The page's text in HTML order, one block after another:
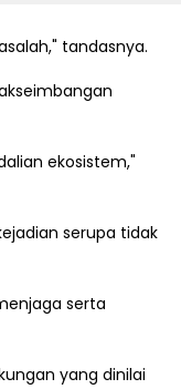
tandasnya.
ekosistem,"
serupa tidak
serta
yang dinilai